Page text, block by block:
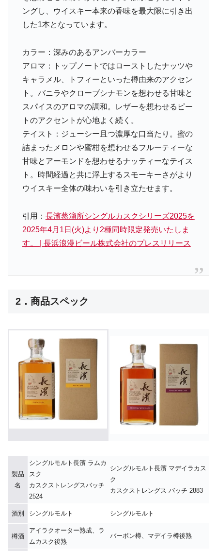
ングし、ウイスキー本来の香味を最大限に引き出
した1本となっています。
カラー：深みのあるアンバーカラー
アロマ：トップノートではローストしたナッツや
キャラメル、トフィーといった樽由来のアクセン
ト。バニラやクローブシナモンを想わせる甘味と
スパイスのアロマの調和。レザーを想わせるピー
トのアクセントが心地よく続く。
テイスト：ジューシー且つ濃厚な口当たり。蜜の
詰まったメロンや蜜柑を想わせるフルーティーな
甘味とアーモンドを想わせるナッティーなテイス
ト。時間経過と共に浮上するスモーキーさがより
ウイスキー全体の味わいを引き立たせます。
引用： 長濱蒸溜所シングルカスクシリーズ2025を
2025年4月1日(火)より2種同時限定発売いたしま
す。 | 長浜浪漫ビール株式会社のプレスリリース
2．商品スペック
製品
名
シングルモルト長濱 ラムカ
スク
カスクストレングスバッチ
2524
シングルモルト長濱 マデイラカス
ク
カスクストレングス バッチ 2883
酒別 シングルモルト シングルモルト
樽酒
アイラクオーター熟成、ラ
ムカスク後熟
バーボン樽、マデイラ樽後熟